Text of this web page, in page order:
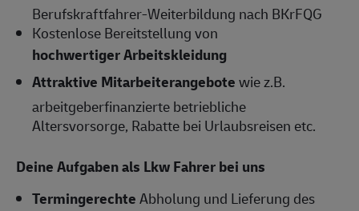
Berufskraftfahrer-Weiterbildung nach BKrFQG
Kostenlose Bereitstellung von
hochwertiger Arbeitskleidung
Attraktive Mitarbeiterangebotewie z.B.
arbeitgeberfinanzierte betriebliche
Altersvorsorge, Rabatte bei Urlaubsreisen etc.
Deine Aufgaben als Lkw Fahrer bei uns
TermingerechteAbholung und Lieferung des